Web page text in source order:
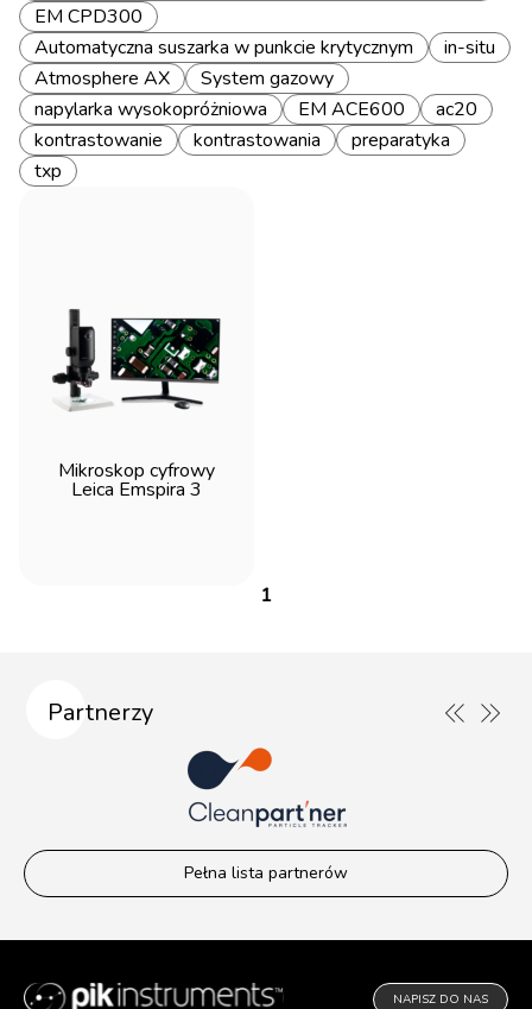
EM CPD300
Automatyczna suszarka w punkcie krytycznym
in-situ
Atmosphere AX
System gazowy
napylarka wysokopróżniowa
EM ACE600
ac20
kontrastowanie
kontrastowania
preparatyka
txp
Mikroskop cyfrowy
Leica Emspira 3
1
Partnerzy
Pełna lista partnerów
NAPISZ DO NAS